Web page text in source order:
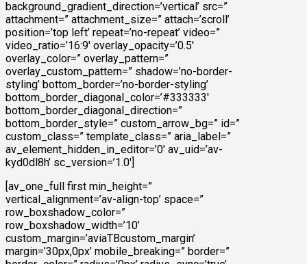
background_gradient_direction=’vertical’ src=”
attachment=” attachment_size=” attach=’scroll’
position=’top left’ repeat=’no-repeat’ video=”
video_ratio=’16:9′ overlay_opacity=’0.5′
overlay_color=” overlay_pattern=”
overlay_custom_pattern=” shadow=’no-border-
styling’ bottom_border=’no-border-styling’
bottom_border_diagonal_color=’#333333′
bottom_border_diagonal_direction=”
bottom_border_style=” custom_arrow_bg=” id=”
custom_class=” template_class=” aria_label=”
av_element_hidden_in_editor=’0′ av_uid=’av-
kyd0dl8h’ sc_version=’1.0′]
[av_one_full first min_height=”
vertical_alignment=’av-align-top’ space=”
row_boxshadow_color=”
row_boxshadow_width=’10’
custom_margin=’aviaTBcustom_margin’
margin=’30px,0px’ mobile_breaking=” border=”